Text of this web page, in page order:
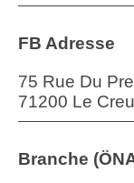
FB Adresse
75 Rue Du
71200 Le
Branche